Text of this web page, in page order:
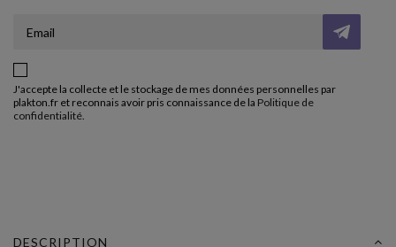
J'accepte la collecte et le stockage de mes données personnelles par
plakton.fr et reconnais avoir pris connaissance de la Politique de
confidentialité
DESCRIPTION